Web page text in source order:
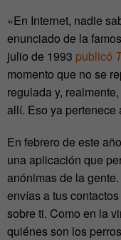
«En Internet, nadie
enunciado de la
julio de 1993 publicó
momento que no se
regulada y,
allí. Eso ya pertenece
En febrero de este
una aplicación que
anónimas de la
envías a tus
sobre ti. Como en la
quiénes son los